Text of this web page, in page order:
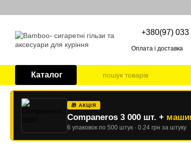
+380(97) 033
Оплата і доставка
Каталог
🎁 АКЦІЯ
Companeros 3 000 шт. +
6 упаковок по 500 штук · 0.24 грн за штуку